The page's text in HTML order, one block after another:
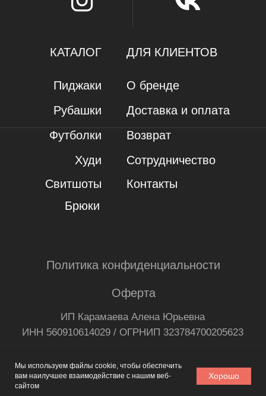
Мы используем файлы cookie, чтобы обеспечить
вам наилучшее взаимодействие с нашим веб-
сайтом
Хорошо